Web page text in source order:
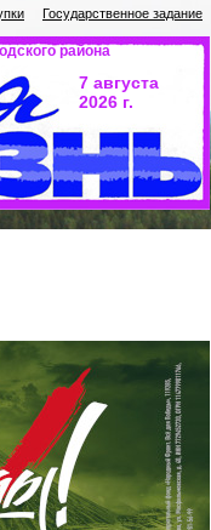
Государственное задание
района
7 августа
2026 г.